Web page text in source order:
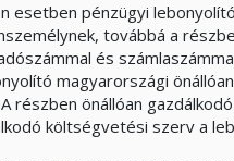
esetben pénzügyi
továbbá a
és
magyarországi
részben önállóan
költségvetési szerv a